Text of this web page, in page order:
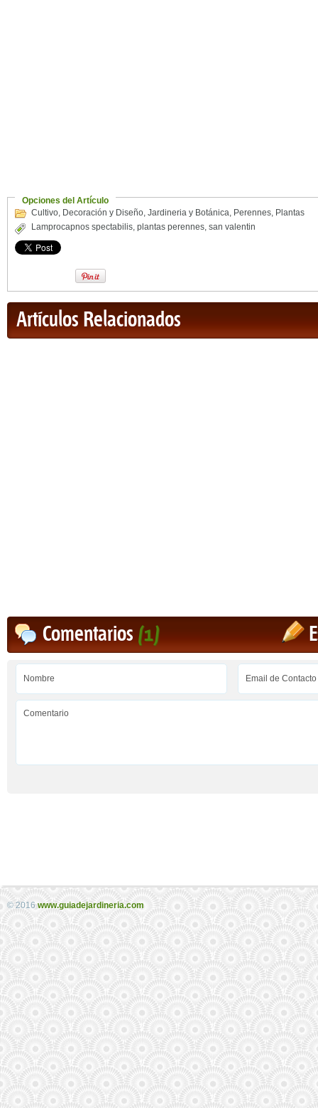
Opciones del Artículo
Cultivo, Decoración y Diseño, Jardineria y Botánica, Perennes, Plantas
Lamprocapnos spectabilis, plantas perennes, san valentin
Artículos Relacionados
Comentarios(1)
© 2016www.guiadejardineria.com